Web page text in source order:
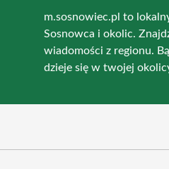
m.sosnowiec.pl to
Sosnowca i okolic.
wiadomości z regionu.
dzieje się w twojej